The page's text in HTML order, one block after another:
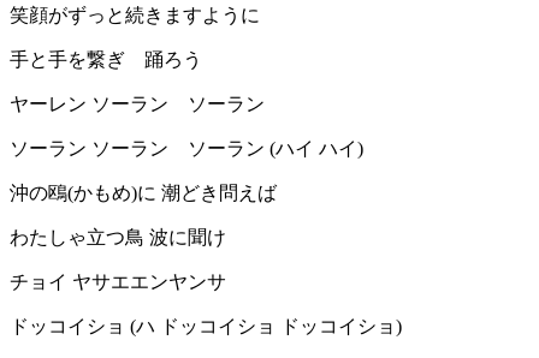
笑顔がずっと続きますように
手と手を繋ぎ 踊ろう
ヤーレン ソーラン ソーラン
ソーラン ソーラン ソーラン (ハイ ハイ)
沖の鴎(かもめ)に 潮どき問えば
わたしゃ立つ鳥 波に聞け
チョイ ヤサエエンヤンサ
ドッコイショ (ハ ドッコイショ ドッコイショ)